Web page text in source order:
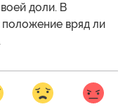
доли. В
вряд ли